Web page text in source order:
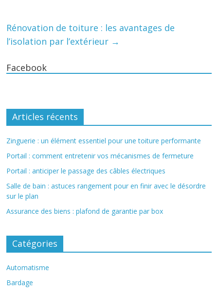
Rénovation de toiture : les avantages de
l’isolation par l’extérieur →
Facebook
Articles récents
Zinguerie : un élément essentiel pour une toiture performante
Portail : comment entretenir vos mécanismes de fermeture
Portail : anticiper le passage des câbles électriques
Salle de bain : astuces rangement pour en finir avec le désordre
sur le plan
Assurance des biens : plafond de garantie par box
Catégories
Automatisme
Bardage